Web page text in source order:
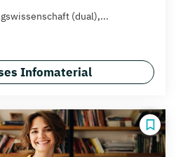
(dual),...
Infomaterial